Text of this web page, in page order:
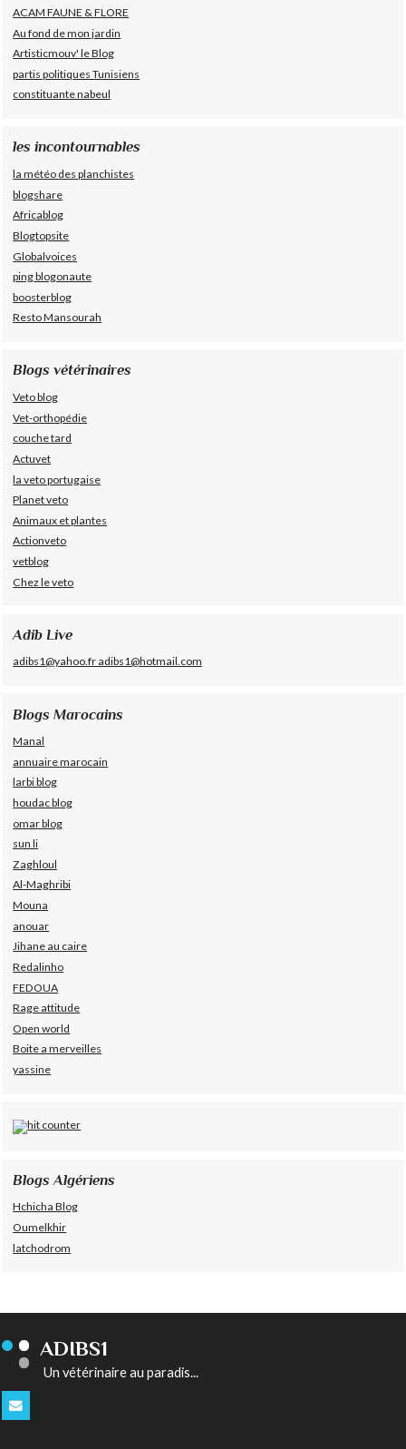
ACAM FAUNE & FLORE
Au fond de mon jardin
Artisticmouv' le Blog
partis politiques Tunisiens
constituante nabeul
les incontournables
la météo des planchistes
blogshare
Africablog
Blogtopsite
Globalvoices
ping blogonaute
boosterblog
Resto Mansourah
Blogs vétérinaires
Veto blog
Vet-orthopédie
couche tard
Actuvet
la veto portugaise
Planet veto
Animaux et plantes
Actionveto
vetblog
Chez le veto
Adib Live
adibs1@yahoo.fr adibs1@hotmail.com
Blogs Marocains
Manal
annuaire marocain
larbi blog
houdac blog
omar blog
sun li
Zaghloul
Al-Maghribi
Mouna
anouar
Jihane au caire
Redalinho
FEDOUA
Rage attitude
Open world
Boite a merveilles
yassine
Blogs Algériens
Hchicha Blog
Oumelkhir
latchodrom
ADIBS1
Un vétérinaire au paradis...